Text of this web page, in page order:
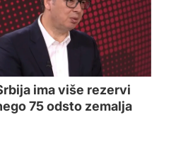
ima više rezervi
75 odsto zemalja